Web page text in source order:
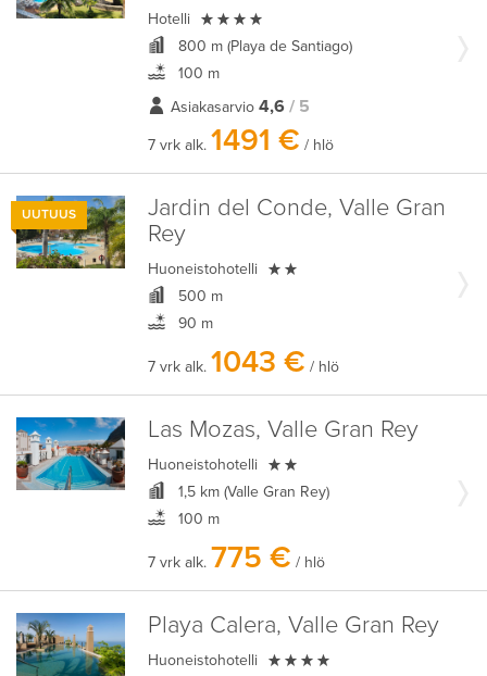
Hotelli 
800 m (Playa de Santiago)
100 m
Asiakasarvio 4,6 / 5
7 vrk alk. 1491 € / hlö
UUTUUS
Jardin del Conde, Valle Gran
Rey
Huoneistohotelli 
500 m
90 m
7 vrk alk. 1043 € / hlö
Las Mozas, Valle Gran Rey
Huoneistohotelli 
1,5 km (Valle Gran Rey)
100 m
7 vrk alk. 775 € / hlö
Playa Calera, Valle Gran Rey
Huoneistohotelli 